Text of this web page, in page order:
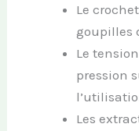
Le
goupilles
Le
pression
Les